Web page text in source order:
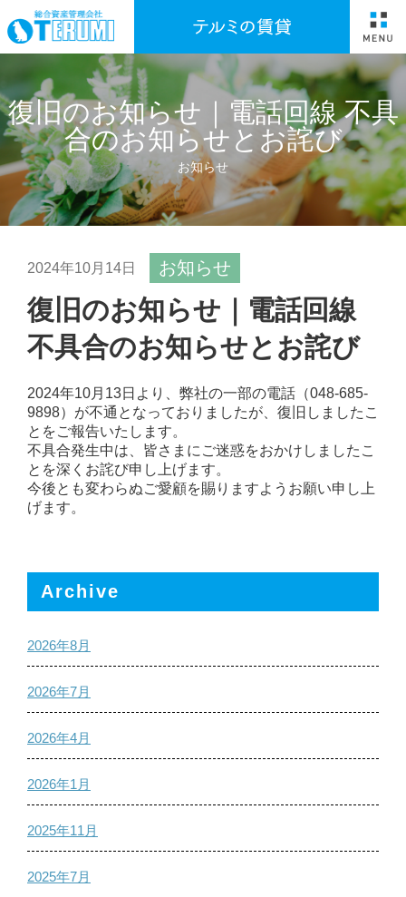
復旧のお知らせ｜電話回線 不具
合のお知らせとお詫び
お知らせ
2024年10月14日 お知らせ
復旧のお知らせ｜電話回線
不具合のお知らせとお詫び
2024年10月13日より、弊社の一部の電話（048-685-
9898）が不通となっておりましたが、復旧しましたこ
とをご報告いたします。
不具合発生中は、皆さまにご迷惑をおかけしましたこ
とを深くお詫び申し上げます。
今後とも変わらぬご愛顧を賜りますようお願い申し上
げます。
Archive
2026年8月
2026年7月
2026年4月
2026年1月
2025年11月
2025年7月